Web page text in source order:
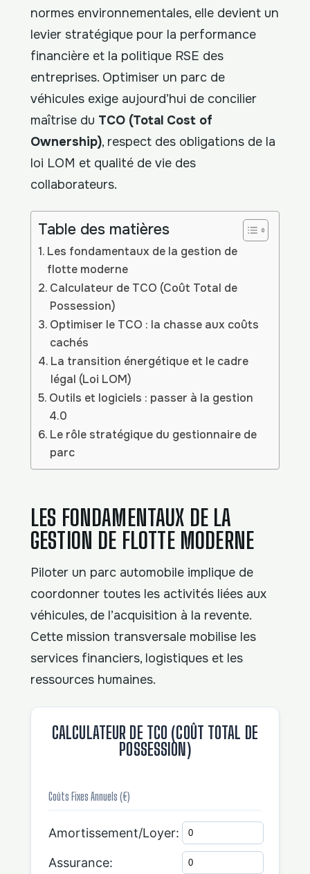
normes environnementales, elle devient un
levier stratégique pour la performance
financière et la politique RSE des
entreprises. Optimiser un parc de
véhicules exige aujourd’hui de concilier
maîtrise du TCO (Total Cost of
Ownership), respect des obligations de la
loi LOM et qualité de vie des
collaborateurs.
Table des matières
Les fondamentaux de la gestion de
flotte moderne
Calculateur de TCO (Coût Total de
Possession)
Optimiser le TCO : la chasse aux coûts
cachés
La transition énergétique et le cadre
légal (Loi LOM)
Outils et logiciels : passer à la gestion
4.0
Le rôle stratégique du gestionnaire de
parc
LES FONDAMENTAUX DE LA
GESTION DE FLOTTE MODERNE
Piloter un parc automobile implique de
coordonner toutes les activités liées aux
véhicules, de l’acquisition à la revente.
Cette mission transversale mobilise les
services financiers, logistiques et les
ressources humaines.
CALCULATEUR DE TCO (COÛT TOTAL DE
POSSESSION)
Coûts Fixes Annuels (€)
Amortissement/Loyer:
Assurance: